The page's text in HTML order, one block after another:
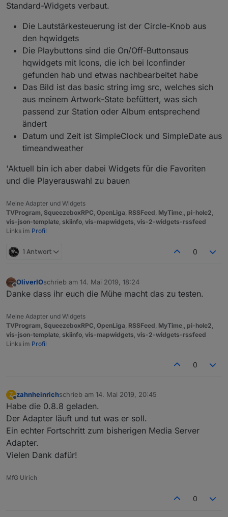
Standard-Widgets verbaut.
Die Lautstärkesteuerung ist der Circle-Knob aus
den hqwidgets
Die Playbuttons sind die On/Off-Buttonsaus
hqwidgets mit Icons, die ich bei Iconfinder
gefunden hab und etwas nachbearbeitet habe
Das Bild ist das basic string img src, welches sich
aus meinem Artwork-State befüttert, was sich
passend zur Station oder Album entsprechend
ändert
Datum und Zeit ist SimpleClock und SimpleDate aus
timeandweather
'Aktuell bin ich aber dabei Widgets für die Favoriten
und die Playerauswahl zu bauen
Meine Adapter und Widgets
TVProgram, SqueezeboxRPC, OpenLiga, RSSFeed, MyTime,, pi-hole2,
vis-json-template, skiinfo, vis-mapwidgets, vis-2-widgets-rssfeed
Links im Profil
1 Antwort 0
Offline
OliverIOschrieb am 14. Mai 2019, 18:24
zuletzt editiert von
Danke dass ihr euch die Mühe macht das zu testen.
Meine Adapter und Widgets
TVProgram SqueezeboxRPC OpenLiga RSSFeed MyTime pi-hole2
vis-json-template skiinfo vis-mapwidgets vis-2-widgets-rssfeed
Links im Profil
0
Z
Offline
zahnheinrichschrieb am 14. Mai 2019, 20:45
zuletzt editiert von
Habe die 0.8.8 geladen.
Der Adapter läuft und tut was er soll.
Ein echter Fortschritt zum bisherigen Media Server
Adapter.
Vielen Dank dafür!
MfG Ulrich
0